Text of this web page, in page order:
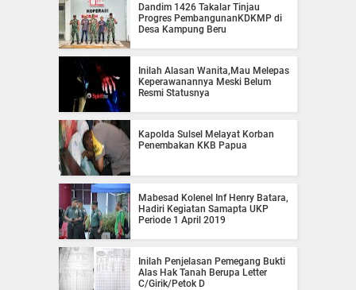
Dandim 1426 Takalar Tinjau
Progres PembangunanKDKMP di
Desa Kampung Beru
Inilah Alasan Wanita,Mau Melepas
Keperawanannya Meski Belum
Resmi Statusnya
Kapolda Sulsel Melayat Korban
Penembakan KKB Papua
Mabesad Kolenel Inf Henry Batara,
Hadiri Kegiatan Samapta UKP
Periode 1 April 2019
Inilah Penjelasan Pemegang Bukti
Alas Hak Tanah Berupa Letter
C/Girik/Petok D